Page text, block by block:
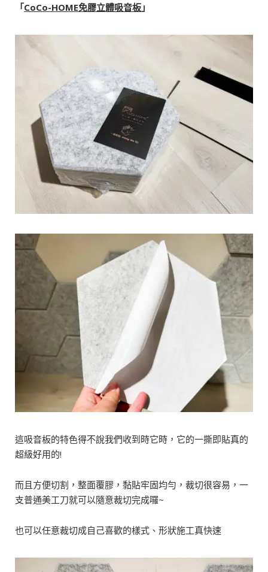
「CoCo-HOME免膠立體吸音板 」
這吸音板的特色得不說我們收到時它時，它的一撕即貼真的
超級好用的!
而且方便切割，整面覆膠，黏貼牢固均勻，裁切很容易，一
支普通美工刀就可以隨意裁切完成囉~
也可以任意裁切成自己喜歡的樣式、形狀施工真快速